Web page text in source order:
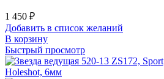
1 450 ₽
Добавить в список желаний
В корзину
Быстрый просмотр